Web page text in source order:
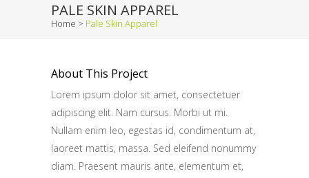
PALE SKIN APPAREL
Home > Pale Skin Apparel
About This Project
Lorem ipsum dolor sit amet, consectetuer
adipiscing elit. Nam cursus. Morbi ut mi.
Nullam enim leo, egestas id, condimentum at,
laoreet mattis, massa. Sed eleifend nonummy
diam. Praesent mauris ante, elementum et,